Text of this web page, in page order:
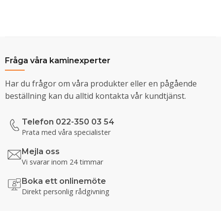
Fråga våra kaminexperter
Har du frågor om våra produkter eller en pågående
beställning kan du alltid kontakta vår kundtjänst.
Telefon 022-350 03 54
Prata med våra specialister
Mejla oss
Vi svarar inom 24 timmar
Boka ett onlinemöte
Direkt personlig rådgivning